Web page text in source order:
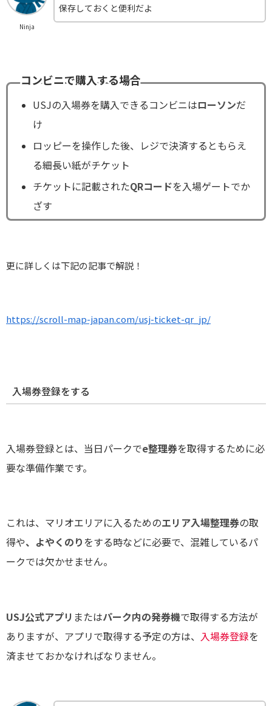
Ninja
保存しておくと便利だよ
コンビニで購入する場合
USJの入場券を購入できるコンビニはローソンだ
け
ロッピーを操作した後、レジで決済するともらえ
る細長い紙がチケット
チケットに記載されたQRコードを入場ゲートでか
ざす
更に詳しくは下記の記事で解説！
https://scroll-map-japan.com/usj-ticket-qr_jp/
入場券登録をする
入場券登録とは、当日パークでe整理券を取得するために必
要な準備作業です。
これは、マリオエリアに入るためのエリア入場整理券の取
得や、よやくのりをする時などに必要で、混雑しているパ
ークでは欠かせません。
USJ公式アプリ またはパーク内の発券機で取得する方法が
ありますが、アプリで取得する予定の方は、 入場券登録を
済ませておかなければなりません。